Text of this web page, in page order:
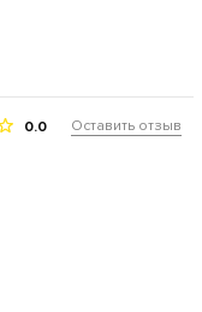
0.0 Оставить отзыв